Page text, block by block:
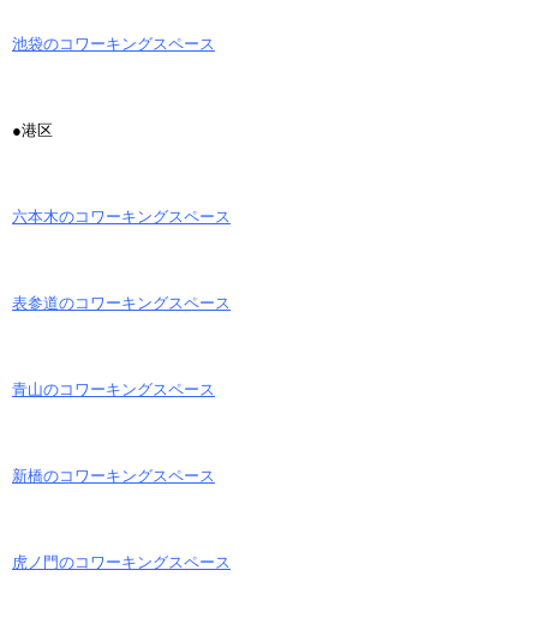
池袋のコワーキングスペース
●港区
六本木のコワーキングスペース
表参道のコワーキングスペース
青山のコワーキングスペース
新橋のコワーキングスペース
虎ノ門のコワーキングスペース